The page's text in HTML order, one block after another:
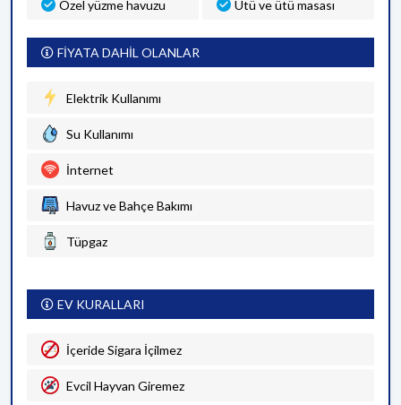
Özel yüzme havuzu Ütü ve ütü masası
FİYATA DAHİL OLANLAR
Elektrik Kullanımı
Su Kullanımı
İnternet
Havuz ve Bahçe Bakımı
Tüpgaz
EV KURALLARI
İçeride Sigara İçilmez
Evcil Hayvan Giremez